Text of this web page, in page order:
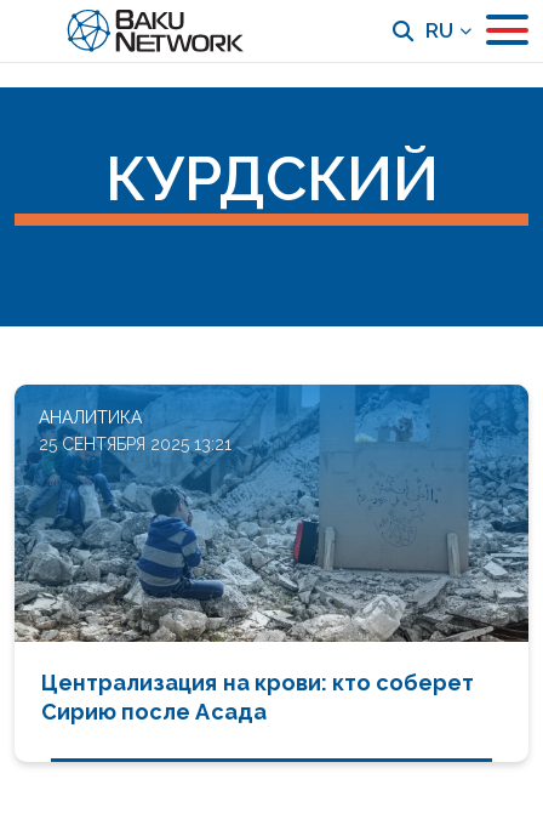
RU
КУРДСКИЙ
АНАЛИТИКА
25 СЕНТЯБРЯ 2025 13:21
Централизация на крови: кто соберет
Сирию после Асада